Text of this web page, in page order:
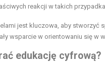
reakcji w takich
jest kluczowa, aby stworzyć
wsparcie w orientowaniu się w
edukację cyfrową?